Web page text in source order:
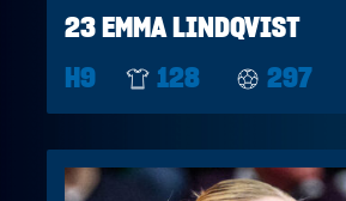
23 EMMA LINDQVIST
H9
128 297